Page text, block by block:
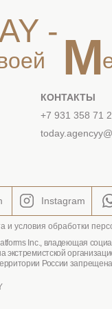
- M
КОНТАКТЫ
+7 931 358 71
Instagram
и условия обработки
inst
wa
wa
Inc., владеющая
экстремистской
России